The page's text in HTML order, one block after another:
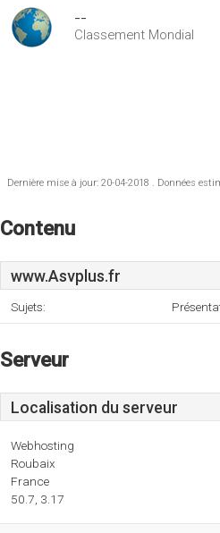
--
Classement Mondial
Dernière mise à jour: 20-04-2018 . Données
Contenu
www.Asvplus.fr
Sujets:
Serveur
Localisation du serveur
Webhosting
Roubaix
France
50.7, 3.17